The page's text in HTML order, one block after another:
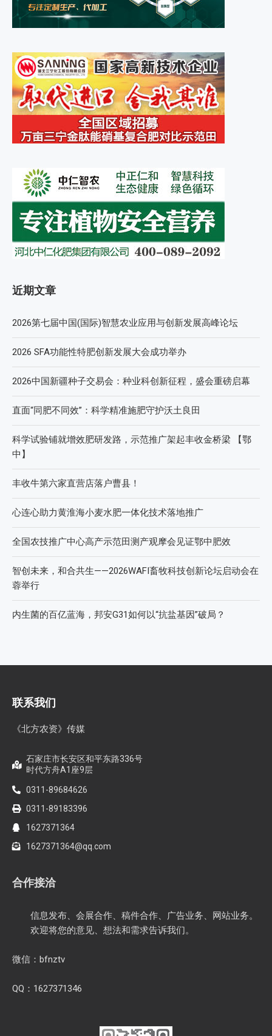
近期文章
2026第七届中国(国际)智慧农业应用与创新发展高峰论坛
2026 SFA功能性特肥创新发展大会成功举办
2026中国新疆种子交易会：种业科创新征程，盛会重磅启幕
直面“同肥不同效”：科学精准施肥守护沃土良田
科学试验铺就增效肥研发路，示范推广架起丰收金桥梁 【鄂
中】
丰收牛第六家直营店落户曹县！
心连心助力黄淮海小麦水肥一体化技术落地推广
全国农技推广中心高产示范田测产观摩会见证鄂中肥效
智创未来，和合共生——2026WAFI畜牧科技创新论坛启动会在
蓉举行
内生菌的百亿蓝海，邦安G31如何以“抗盐基因”破局？
联系我们
《北方农资》传媒
石家庄市长安区和平东路336号
时代方舟A1座9层
0311-89684626
0311-89183396
1627371364
1627371364@qq.com
合作接洽
信息发布、会展合作、稿件合作、广告业务、网站业务。
欢迎将您的意见、想法和需求告诉我们。
微信：bfnztv
QQ：1627371346